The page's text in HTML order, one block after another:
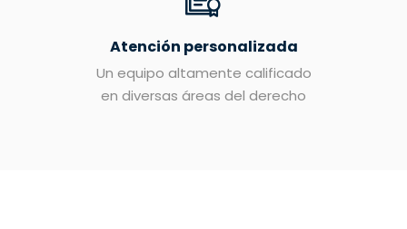
Atención personalizada
Un equipo altamente calificado
en diversas áreas del derecho